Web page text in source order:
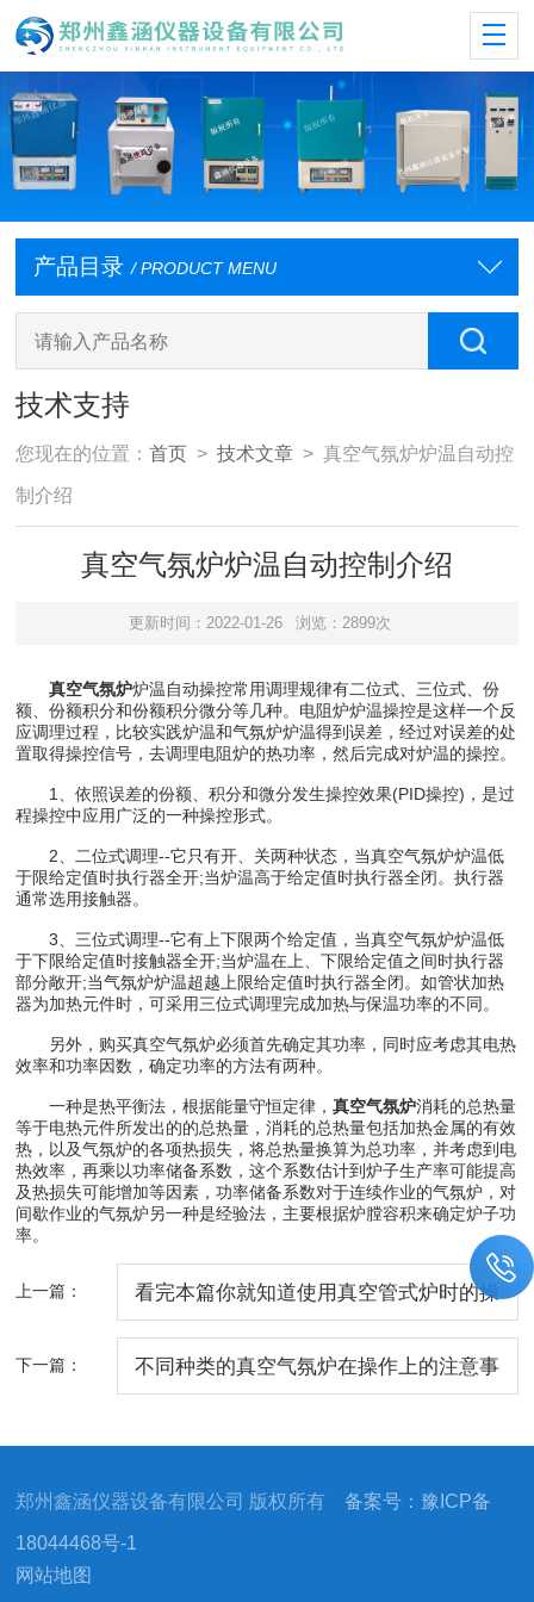
产品目录 / PRODUCT MENU
技术支持
您现在的位置：首页 >技术文章 > 真空气氛炉炉温自动控
制介绍
真空气氛炉炉温自动控制介绍
更新时间：2022-01-26 浏览：2899次
真空气氛炉炉温自动操控常用调理规律有二位式、三位式、份
额、份额积分和份额积分微分等几种。电阻炉炉温操控是这样一个反
应调理过程，比较实践炉温和气氛炉炉温得到误差，经过对误差的处
置取得操控信号，去调理电阻炉的热功率，然后完成对炉温的操控。
1、依照误差的份额、积分和微分发生操控效果(PID操控)，是过
程操控中应用广泛的一种操控形式。
2、二位式调理--它只有开、关两种状态，当真空气氛炉炉温低
于限给定值时执行器全开;当炉温高于给定值时执行器全闭。执行器
通常选用接触器。
3、三位式调理--它有上下限两个给定值，当真空气氛炉炉温低
于下限给定值时接触器全开;当炉温在上、下限给定值之间时执行器
部分敞开;当气氛炉炉温超越上限给定值时执行器全闭。如管状加热
器为加热元件时，可采用三位式调理完成加热与保温功率的不同。
另外，购买真空气氛炉必须首先确定其功率，同时应考虑其电热
效率和功率因数，确定功率的方法有两种。
一种是热平衡法，根据能量守恒定律，真空气氛炉消耗的总热量
等于电热元件所发出的的总热量，消耗的总热量包括加热金属的有效
热，以及气氛炉的各项热损失，将总热量换算为总功率，并考虑到电
热效率，再乘以功率储备系数，这个系数估计到炉子生产率可能提高
及热损失可能增加等因素，功率储备系数对于连续作业的气氛炉，对
间歇作业的气氛炉另一种是经验法，主要根据炉膛容积来确定炉子功
率。
上一篇： 看完本篇你就知道使用真空管式炉时的操
下一篇： 不同种类的真空气氛炉在操作上的注意事
郑州鑫涵仪器设备有限公司 版权所有备案号：豫ICP备
18044468号-1
网站地图